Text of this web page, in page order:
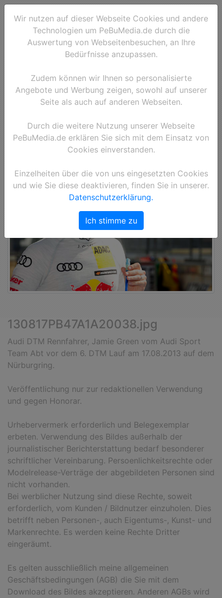
130817PB47A1A20038.jpg
Audi DTM Rennfahrer, Jamie Green vom Audi Sport
Team Abt vor dem 6. DTM Lauf am 17.08.2013 auf dem
Nürburgring.
Veröffentlichung nur zur redaktionellen Verwendung
und gegen Honorar.
Urhebervermerk erforderlich und Belegexemplar
erbeten. Verwendung des Bildes außerhalb der
journalistischer Berichterstattung bedarf besonderer
schriftlicher Vereinbarung. Persoenlichkeitsrechte oder
Modelrelease-Verträge der abgebildeten Personen sind
nicht vorhanden.
Bei werblicher Nutzung sind diese Rechte, soweit
erforderlich, vom Kunden / Bildnutzer einzuholen. Dies
betrifft neben Personen-, auch Eigentums-, Kunst- und
Markenrechte. Es werden keine Rechte Dritter
eingeräumt.
Es gelten ausschließlich meine allgemeinen
Geschäftsbedingungen (AGB) die Sie mit dem
Download des Bildes akzeptieren. Anderen AGBs wird
Wir nutzen auf dieser Webseite Cookies und andere
Technologien um PeBuMedia.de durch die
Auswertung von Webseitenbesuchen, an Ihre
Bedürfnisse anzupassen.
Zudem können wir Ihnen so personalisierte
Angebote und Werbung zeigen, sowohl auf unserer
Seite als auch auf anderen Webseiten.
Durch die weitere Nutzung unserer Webseite
PeBuMedia.de erklären Sie sich mit dem Einsatz von
Cookies einverstanden.
Einzelheiten über die von uns eingesetzten Cookies
und wie Sie diese deaktivieren, finden Sie in unserer.
Datenschutzerklärung.
Ich stimme zu